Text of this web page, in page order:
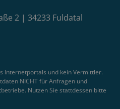
2 | 34233 Fuldatal
Internetportals und kein Vermittler.
NICHT für Anfragen und
Nutzen Sie stattdessen bitte